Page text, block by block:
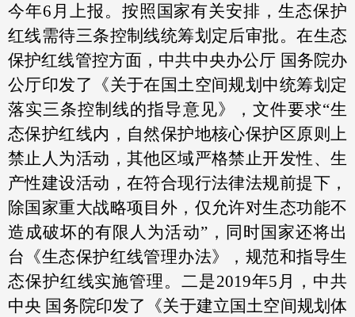
今年6月上报。按照国家有关安排，生态保护
红线需待三条控制线统筹划定后审批。在生态
保护红线管控方面，中共中央办公厅 国务院办
公厅印发了《关于在国土空间规划中统筹划定
落实三条控制线的指导意见》，文件要求“生
态保护红线内，自然保护地核心保护区原则上
禁止人为活动，其他区域严格禁止开发性、生
产性建设活动，在符合现行法律法规前提下，
除国家重大战略项目外，仅允许对生态功能不
造成破坏的有限人为活动”，同时国家还将出
台《生态保护红线管理办法》，规范和指导生
态保护红线实施管理。二是2019年5月，中共
中央 国务院印发了《关于建立国土空间规划体